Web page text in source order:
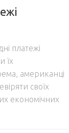
платежі
їх
американці
своїх
економічних